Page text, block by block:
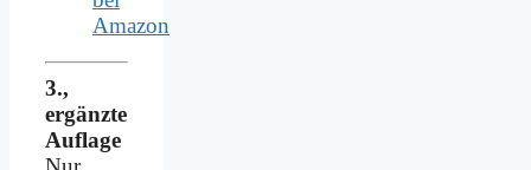
Amazon
3.,
ergänzte
Auflage